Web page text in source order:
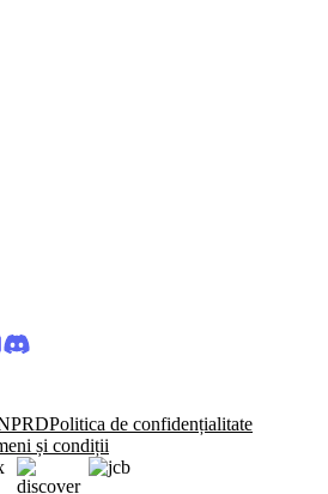
Politica de confidențialitate
și condiții